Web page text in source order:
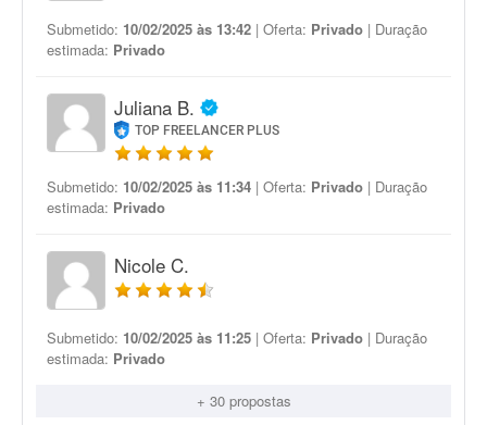
Submetido: 10/02/2025 às 13:42 | Oferta: Privado | Duração
estimada: Privado
Juliana B.
TOP FREELANCER PLUS
Submetido: 10/02/2025 às 11:34 | Oferta: Privado | Duração
estimada: Privado
Nicole C.
Submetido: 10/02/2025 às 11:25 | Oferta: Privado | Duração
estimada: Privado
+ 30 propostas